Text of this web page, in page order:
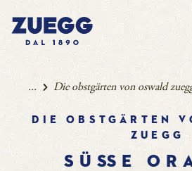
... Die obstgärten von oswald
Die obstgärten
zuegg
SÜßE